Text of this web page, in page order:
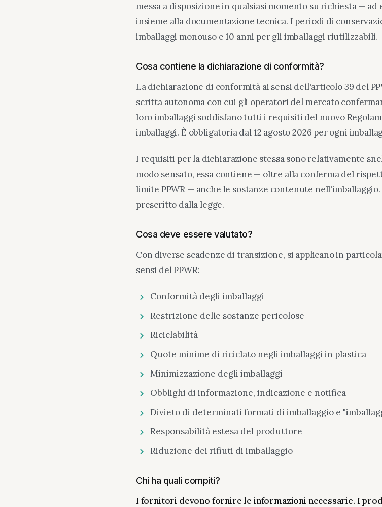
messa a disposizione in qualsiasi momento su richiesta —
insieme alla documentazione tecnica. I periodi di
imballaggi monouso e 10 anni per gli imballaggi riutilizzabili.
Cosa contiene la dichiarazione di conformità?
La dichiarazione di conformità ai sensi dell'articolo 39 del
scritta autonoma con cui gli operatori del mercato
loro imballaggi soddisfano tutti i requisiti del nuovo
imballaggi. È obbligatoria dal 12 agosto 2026 per ogni
I requisiti per la dichiarazione stessa sono relativamente
modo sensato, essa contiene — oltre alla conferma del
limite PPWR — anche le sostanze contenute
prescritto dalla legge.
Cosa deve essere valutato?
Con diverse scadenze di transizione, si applicano in
sensi del PPWR:
Conformità degli imballaggi
Restrizione delle sostanze pericolose
Riciclabilità
Quote minime di riciclato negli imballaggi in plastica
Minimizzazione degli imballaggi
Obblighi di informazione, indicazione e notifica
Divieto di determinati formati di imballaggio e
Responsabilità estesa del produttore
Riduzione dei rifiuti di imballaggio
Chi ha quali compiti?
I fornitori devono fornire le informazioni necessarie. I